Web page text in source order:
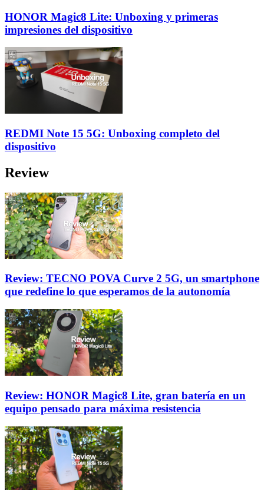
HONOR Magic8 Lite: Unboxing y primeras
impresiones del dispositivo
REDMI Note 15 5G: Unboxing completo del
dispositivo
Review
Review: TECNO POVA Curve 2 5G, un smartphone
que redefine lo que esperamos de la autonomía
Review: HONOR Magic8 Lite, gran batería en un
equipo pensado para máxima resistencia